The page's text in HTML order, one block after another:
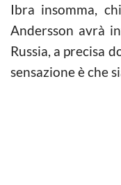
Ibra insomma,
Andersson avrà
Russia, a precisa
sensazione è che